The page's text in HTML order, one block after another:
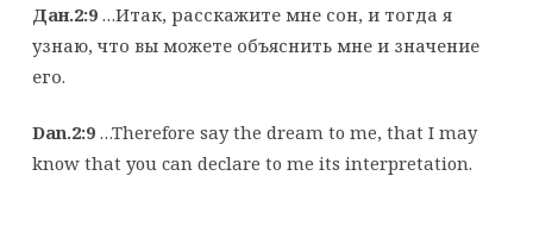
Дан.2:9…Итак, расскажите мне сон, и тогда я
узнаю, что вы можете объяснить мне и значение
его.
Dan.2:9…Therefore say the dream to me, that I may
know that you can declare to me its interpretation.